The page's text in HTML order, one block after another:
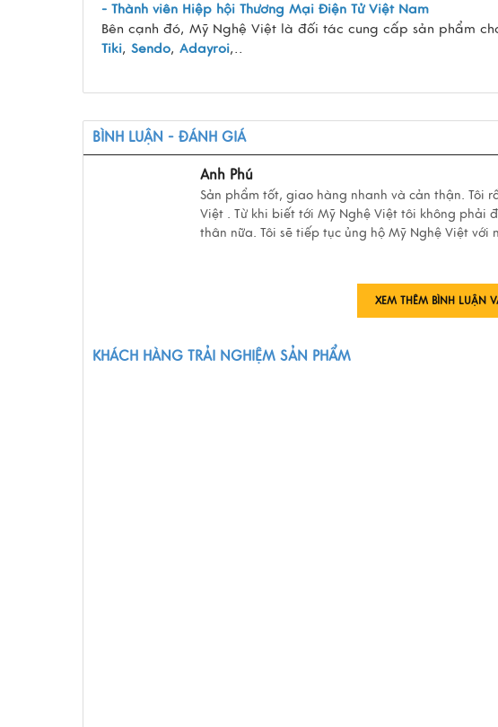
- Thành viên Hiệp hội Thương Mại Điện Tử Việt Nam
Bên cạnh đó, Mỹ Nghệ Việt là đối tác cung cấp sản phẩm
Tiki, Sendo, Adayroi,..
BÌNH LUẬN - ĐÁNH GIÁ
Anh Phú
Sản phẩm tốt, giao hàng nhanh và cản thận. Tôi
Việt . Từ khi biết tới Mỹ Nghệ Việt tôi không phải
thân nữa. Tôi sẽ tiếp tục ủng hộ Mỹ Nghệ Việt với
XEM THÊM BÌNH LUẬN
KHÁCH HÀNG TRẢI NGHIỆM SẢN PHẨM